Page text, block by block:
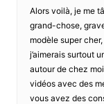
Alors voilà, je me
grand-chose,
modèle super
j’aimerais surtout
autour de chez
vidéos avec des
vous avez des